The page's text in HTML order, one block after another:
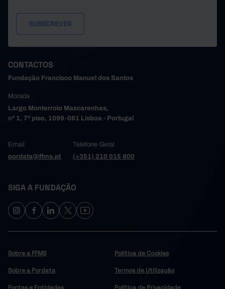
CONTACTOS
Fundação Francisco Manuel dos Santos
Morada
Largo Monterroio Mascarenhas,
nº 1, 7º piso, 1099-081 Lisboa - Portugal
Email
pordata@ffms.pt
Telefone Geral
(+351) 210 015 800
SIGA A FUNDAÇÃO
Sobre a FFMS
Sobre a Pordata
Política de Cookies
Termos de Utilização